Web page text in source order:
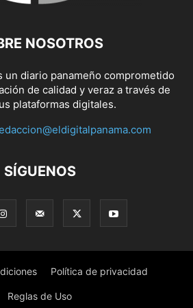
NOSOTROS
un diario panameño comprometido
de calidad y veraz a través de
plataformas digitales.
SÍGUENOS
Política de privacidad
Reglas de Uso